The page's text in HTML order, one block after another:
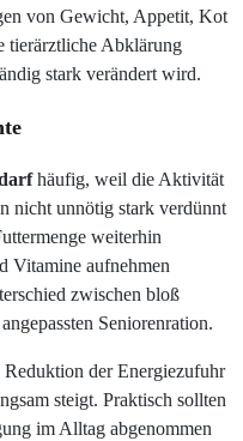
von Gewicht, Appetit, Kot
tierärztliche Abklärung
stark verändert wird.
häufig, weil die Aktivität
nicht unnötig stark verdünnt
weiterhin
Vitamine aufnehmen
zwischen bloß
Seniorenration.
der Energiezufuhr
steigt. Praktisch sollten
im Alltag abgenommen